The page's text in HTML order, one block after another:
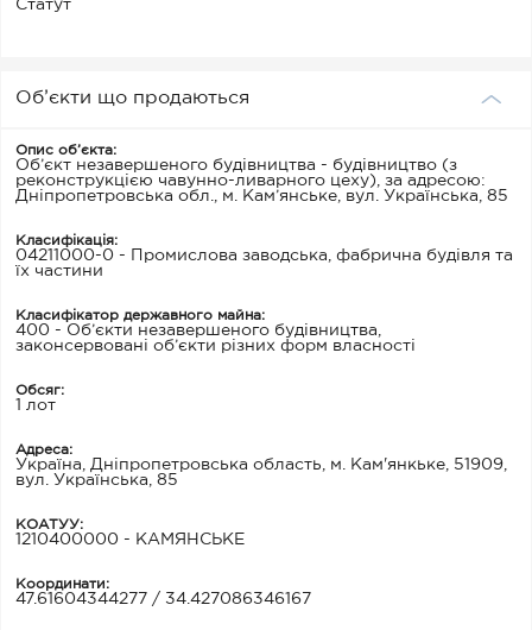
Статут
Об’єкти що продаються
Опис об’єкта:
Об’єкт незавершеного будівництва - будівництво (з
реконструкцією чавунно-ливарного цеху), за адресою:
Дніпропетровська обл., м. Кам’янське, вул. Українська, 85
Класифікація:
04211000-0 - Промислова заводська, фабрична будівля та
їх частини
Класифікатор державного майна:
400 - Об’єкти незавершеного будівництва,
законсервовані об’єкти різних форм власності
Обсяг:
1 лот
Адреса:
Україна, Дніпропетровська область, м. Кам'янкьке, 51909,
вул. Українська, 85
КОАТУУ:
1210400000 - КАМЯНСЬКЕ
Координати:
47.61604344277 / 34.427086346167